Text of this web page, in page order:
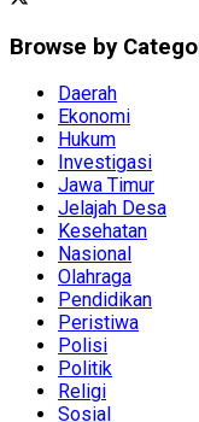
Browse by
Daerah
Ekonomi
Hukum
Investigasi
Jawa Timur
Jelajah Desa
Kesehatan
Nasional
Olahraga
Pendidikan
Peristiwa
Polisi
Politik
Religi
Sosial